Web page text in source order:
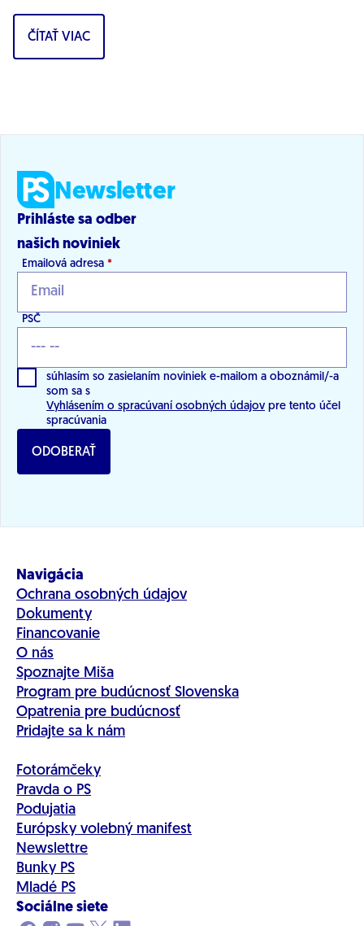
povedal podpredseda Progresívneho Slovenska a...
ČÍTAŤ VIAC
Newsletter
Prihláste sa odber
našich noviniek
Emailová adresa *
PSČ
súhlasím so zasielaním noviniek e-mailom a oboznámil/-a
som sa s
Vyhlásením o spracúvaní osobných údajov pre tento účel
spracúvania
ODOBERAŤ
Navigácia
Ochrana osobných údajov
Dokumenty
Financovanie
O nás
Spoznajte Miša
Program pre budúcnosť Slovenska
Opatrenia pre budúcnosť
Pridajte sa k nám
Fotorámčeky
Pravda o PS
Podujatia
Európsky volebný manifest
Newslettre
Bunky PS
Mladé PS
Sociálne siete